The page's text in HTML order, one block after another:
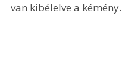
van kibélelve a kémény.